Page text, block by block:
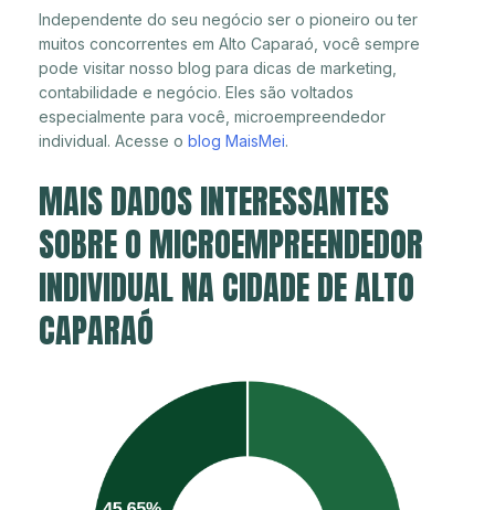
Independente do seu negócio ser o pioneiro ou ter
muitos concorrentes em Alto Caparaó, você sempre
pode visitar nosso blog para dicas de marketing,
contabilidade e negócio. Eles são voltados
especialmente para você, microempreendedor
individual. Acesse o blog MaisMei.
MAIS DADOS INTERESSANTES
SOBRE O MICROEMPREENDEDOR
INDIVIDUAL NA CIDADE DE ALTO
CAPARAÓ